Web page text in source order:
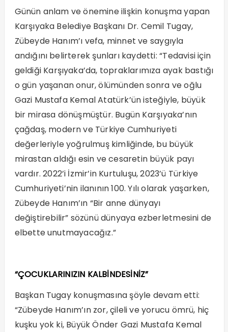
Günün anlam ve önemine ilişkin konuşma yapan
Karşıyaka Belediye Başkanı Dr. Cemil Tugay,
Zübeyde Hanım’ı vefa, minnet ve saygıyla
andığını belirterek şunları kaydetti: “Tedavisi için
geldiği Karşıyaka’da, topraklarımıza ayak bastığı
o gün yaşanan onur, ölümünden sonra ve oğlu
Gazi Mustafa Kemal Atatürk’ün isteğiyle, büyük
bir mirasa dönüşmüştür. Bugün Karşıyaka’nın
çağdaş, modern ve Türkiye Cumhuriyeti
değerleriyle yoğrulmuş kimliğinde, bu büyük
mirastan aldığı esin ve cesaretin büyük payı
vardır. 2022’i İzmir’in Kurtuluşu, 2023’ü Türkiye
Cumhuriyeti’nin ilanının 100. Yılı olarak yaşarken,
Zübeyde Hanım’ın “Bir anne dünyayı
değiştirebilir” sözünü dünyaya ezberletmesini de
elbette unutmayacağız.”
“ÇOCUKLARINIZIN KALBİNDESİNİZ”
Başkan Tugay konuşmasına şöyle devam etti:
“Zübeyde Hanım’ın zor, çileli ve yorucu ömrü, hiç
kuşku yok ki, Büyük Önder Gazi Mustafa Kemal